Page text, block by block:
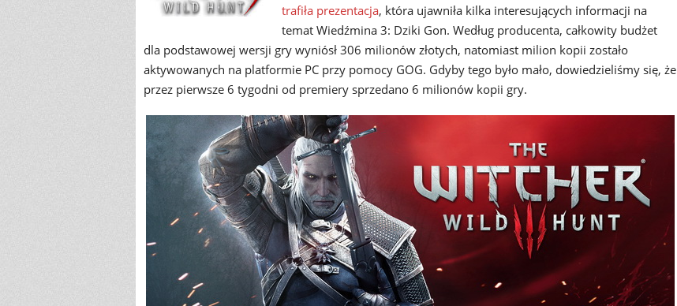
trafiła prezentacja, która ujawniła kilka interesujących informacji na
temat Wiedźmina 3: Dziki Gon. Według producenta, całkowity budżet
dla podstawowej wersji gry wyniósł 306 milionów złotych, natomiast milion kopii zostało
aktywowanych na platformie PC przy pomocy GOG. Gdyby tego było mało, dowiedzieliśmy się, że
przez pierwsze 6 tygodni od premiery sprzedano 6 milionów kopii gry.